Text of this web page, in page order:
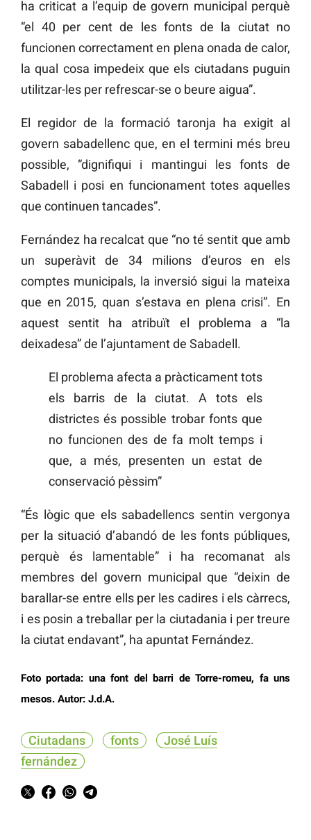
ha criticat a l’equip de govern municipal perquè
“el 40 per cent de les fonts de la ciutat no
funcionen correctament en plena onada de calor,
la qual cosa impedeix que els ciutadans puguin
utilitzar-les per refrescar-se o beure aigua”.
El regidor de la formació taronja ha exigit al
govern sabadellenc que, en el termini més breu
possible, “dignifiqui i mantingui les fonts de
Sabadell i posi en funcionament totes aquelles
que continuen tancades”.
Fernández ha recalcat que “no té sentit que amb
un superàvit de 34 milions d’euros en els
comptes municipals, la inversió sigui la mateixa
que en 2015, quan s’estava en plena crisi”. En
aquest sentit ha atribuït el problema a “la
deixadesa” de l’ajuntament de Sabadell.
El problema afecta a pràcticament tots
els barris de la ciutat. A tots els
districtes és possible trobar fonts que
no funcionen des de fa molt temps i
que, a més, presenten un estat de
conservació pèssim”
“És lògic que els sabadellencs sentin vergonya
per la situació d’abandó de les fonts públiques,
perquè és lamentable” i ha recomanat als
membres del govern municipal que “deixin de
barallar-se entre ells per les cadires i els càrrecs,
i es posin a treballar per la ciutadania i per treure
la ciutat endavant”, ha apuntat Fernández.
Foto portada: una font del barri de Torre-romeu, fa uns
mesos. Autor: J.d.A.
Ciutadans fonts
José Luís
fernández